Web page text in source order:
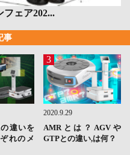
フェア202...
事
違いを
れのメ
3
2020.9.29
AMRとは？AGVや
GTPとの違い,は何？